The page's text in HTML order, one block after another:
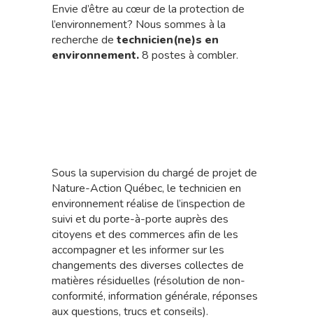
Envie d’être au cœur de la protection de
l’environnement? Nous sommes à la
recherche de technicien(ne)s en
environnement.8 postes à combler.
Sous la supervision du chargé de projet de
Nature-Action Québec, le technicien en
environnement réalise de l’inspection de
suivi et du porte-à-porte auprès des
citoyens et des commerces afin de les
accompagner et les informer sur les
changements des diverses collectes de
matières résiduelles (résolution de non-
conformité, information générale, réponses
aux questions, trucs et conseils).